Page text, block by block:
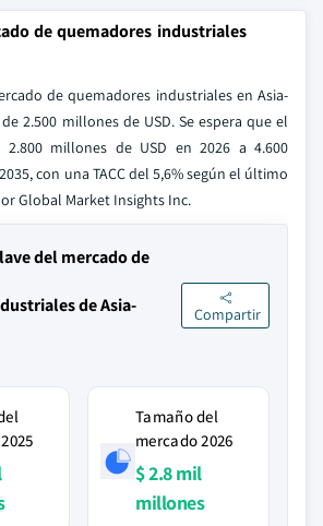
de quemadores industriales
de quemadores industriales en Asia-
2.500 millones de USD. Se espera que el
2.800 millones de USD en 2026 a 4.600
con una TACC del 5,6% según el último
Global Market Insights Inc.
del mercado de
de Asia- Compartir
Tamaño del
mercado 2026
$ 2.8 mil
millones